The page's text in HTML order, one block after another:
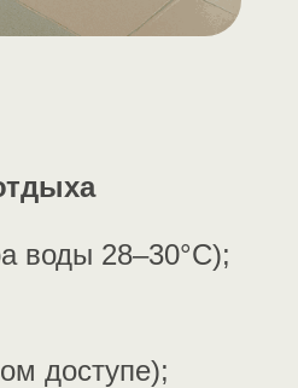
воды 28–30°С);
доступе);